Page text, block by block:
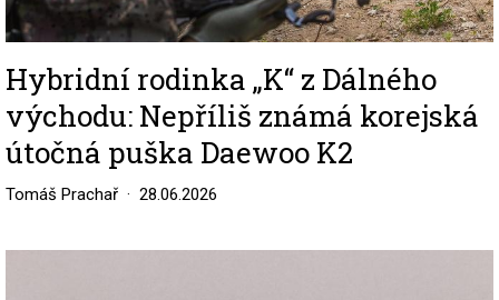
Hybridní rodinka „K“ z Dálného
východu: Nepříliš známá korejská
útočná puška Daewoo K2
Tomáš Prachař 28.06.2026